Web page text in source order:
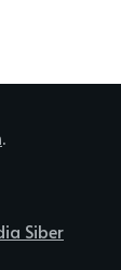
.
Siber